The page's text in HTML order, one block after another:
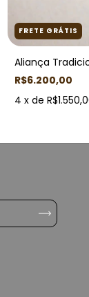
FRETE GRÁTIS
Aliança
R$6.200,00
4 x de